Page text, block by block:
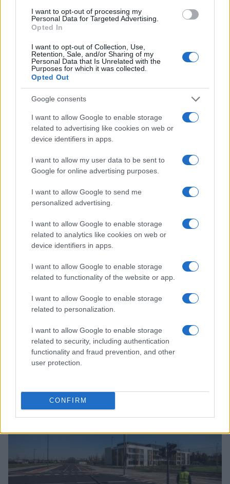
I want to opt-out of processing my
Personal Data for Targeted Advertising.
Opted In
I want to opt-out of Collection, Use,
Retention, Sale, and/or Sharing of my
Personal Data that Is Unrelated with the
Purposes for which it was collected.
Opted Out
Google consents
I want to allow Google to enable storage
related to advertising like cookies on web or
device identifiers in apps.
I want to allow my user data to be sent to
Google for online advertising purposes.
I want to allow Google to send me
personalized advertising.
I want to allow Google to enable storage
related to analytics like cookies on web or
device identifiers in apps.
I want to allow Google to enable storage
related to functionality of the website or app.
I want to allow Google to enable storage
related to personalization.
I want to allow Google to enable storage
related to security, including authentication
functionality and fraud prevention, and other
user protection.
CONFIRM
AUTORE
Susanna Riva
dell’Archivio di Stato dove una volta ha
passato una settimana a consultare faldoni
sulle cooperative cittadine: quel documento
responsabilità istituzionali. Tiene linea critica
taccuino sempre pieno.
FINANZIAMENTI